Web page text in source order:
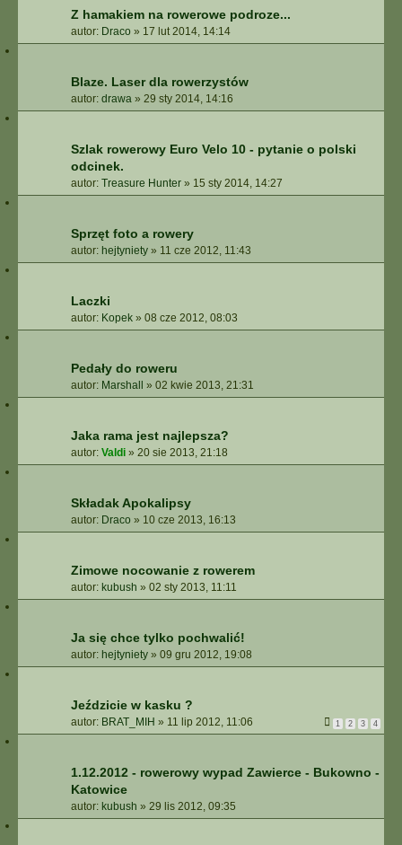
Z hamakiem na rowerowe podroze...
autor: Draco » 17 lut 2014, 14:14
Blaze. Laser dla rowerzystów
autor: drawa » 29 sty 2014, 14:16
Szlak rowerowy Euro Velo 10 - pytanie o polski
odcinek.
autor: Treasure Hunter » 15 sty 2014, 14:27
Sprzęt foto a rowery
autor: hejtyniety » 11 cze 2012, 11:43
Laczki
autor: Kopek » 08 cze 2012, 08:03
Pedały do roweru
autor: Marshall » 02 kwie 2013, 21:31
Jaka rama jest najlepsza?
autor: Valdi » 20 sie 2013, 21:18
Składak Apokalipsy
autor: Draco » 10 cze 2013, 16:13
Zimowe nocowanie z rowerem
autor: kubush » 02 sty 2013, 11:11
Ja się chce tylko pochwalić!
autor: hejtyniety » 09 gru 2012, 19:08
Jeździcie w kasku ?
autor: BRAT_MIH » 11 lip 2012, 11:06 1 2 3 4
1.12.2012 - rowerowy wypad Zawierce - Bukowno -
Katowice
autor: kubush » 29 lis 2012, 09:35